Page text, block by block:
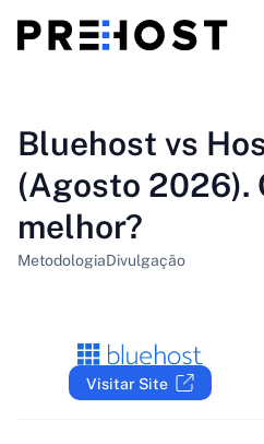
Comparações
PT-PT
Bluehost vs
(Agosto 2026).
melhor?
MetodologiaDivulgação
Visitar Site